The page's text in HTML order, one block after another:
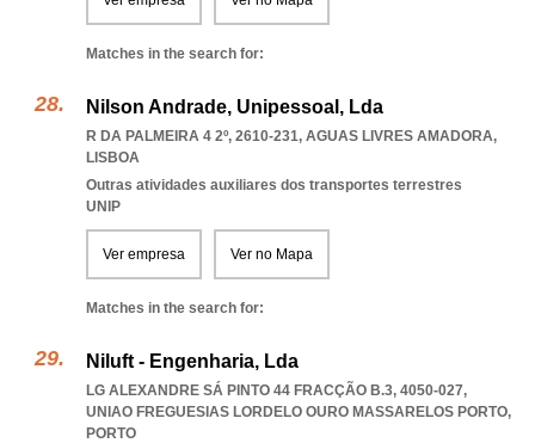
Matches in the search for:
Nilson Andrade, Unipessoal, Lda
R DA PALMEIRA 4 2º, 2610-231, AGUAS LIVRES AMADORA,
LISBOA
Outras atividades auxiliares dos transportes terrestres
UNIP
Ver empresa Ver no Mapa
Matches in the search for:
Niluft - Engenharia, Lda
LG ALEXANDRE SÁ PINTO 44 FRACÇÃO B.3, 4050-027,
UNIAO FREGUESIAS LORDELO OURO MASSARELOS PORTO,
PORTO